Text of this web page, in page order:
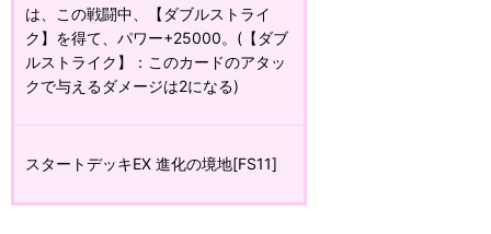
は、この戦闘中、【ダブルストライ
ク】を得て、パワー+25000。(【ダブ
ルストライク】：このカードのアタッ
クで与えるダメージは2になる)
スタートデッキEX 進化の境地[FS11]